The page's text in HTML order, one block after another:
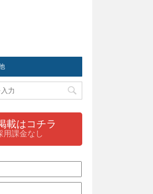
載はコチラ
用課金なし